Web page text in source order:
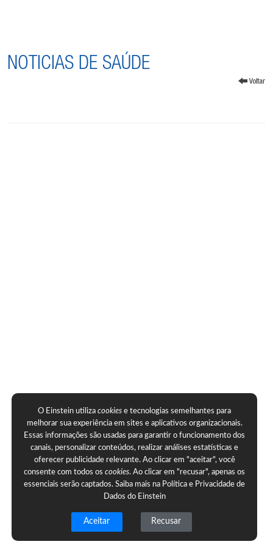
NOTICIAS DE SAÚDE
O Einstein utilizacookies e tecnologias semelhantes para
melhorar sua experiência em sites e aplicativos organizacionais.
Essas informações são usadas para garantir o funcionamento dos
canais, personalizar conteúdos, realizar análises estatísticas e
oferecer publicidade relevante. Ao clicar em "aceitar", você
consente com todos oscookies. Ao clicar em "recusar", apenas os
essenciais serão captados. Saiba mais na Política e Privacidade de
Dados do Einstein
Aceitar Recusar